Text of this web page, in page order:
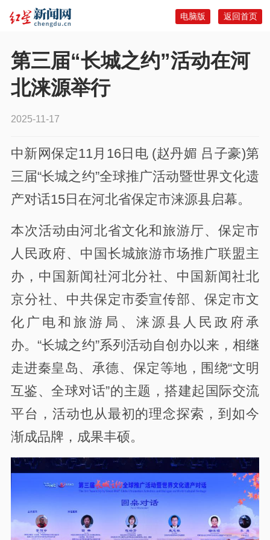
返回首页
电脑版
第三届“长城之约”活动在河
北涞源举行
2025-11-17
中新网保定11月16日电 (赵丹媚 吕子豪)第
三届“长城之约”全球推广活动暨世界文化遗
产对话15日在河北省保定市涞源县启幕。
本次活动由河北省文化和旅游厅、保定市
人民政府、中国长城旅游市场推广联盟主
办，中国新闻社河北分社、中国新闻社北
京分社、中共保定市委宣传部、保定市文
化广电和旅游局、涞源县人民政府承
办。“长城之约”系列活动自创办以来，相继
走进秦皇岛、承德、保定等地，围绕“文明
互鉴、全球对话”的主题，搭建起国际交流
平台，活动也从最初的理念探索，到如今
渐成品牌，成果丰硕。